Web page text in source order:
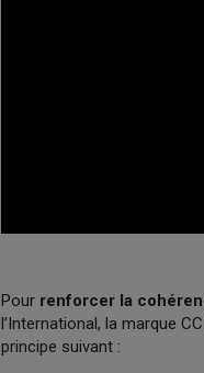
Pour renforcer la
l’International, la marque
principe suivant :